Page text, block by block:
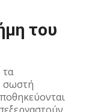
του
σωστή